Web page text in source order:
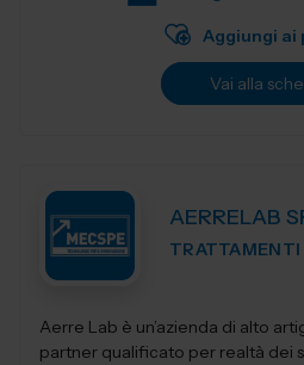
Aggiungi ai
Vai alla
AERRELAB
TRATTAMENTI
Aerre Lab è un’azienda di alto
partner qualificato per realtà dei